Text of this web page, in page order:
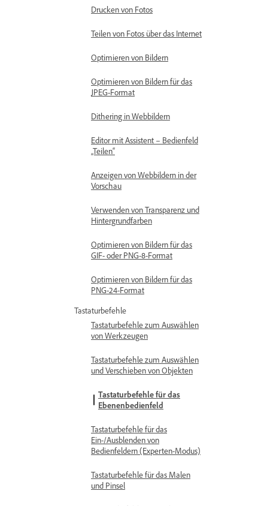
Drucken von Fotos
Teilen von Fotos über das Internet
Optimieren von Bildern
Optimieren von Bildern für das
JPEG-Format
Dithering in Webbildern
Editor mit Assistent – Bedienfeld
„Teilen“
Anzeigen von Webbildern in der
Vorschau
Verwenden von Transparenz und
Hintergrundfarben
Optimieren von Bildern für das
GIF- oder PNG-8-Format
Optimieren von Bildern für das
PNG-24-Format
Tastaturbefehle
Tastaturbefehle zum Auswählen
von Werkzeugen
Tastaturbefehle zum Auswählen
und Verschieben von Objekten
Tastaturbefehle für das
Ebenenbedienfeld
Tastaturbefehle für das
Ein-/Ausblenden von
Bedienfeldern (Experten-Modus)
Tastaturbefehle für das Malen
und Pinsel